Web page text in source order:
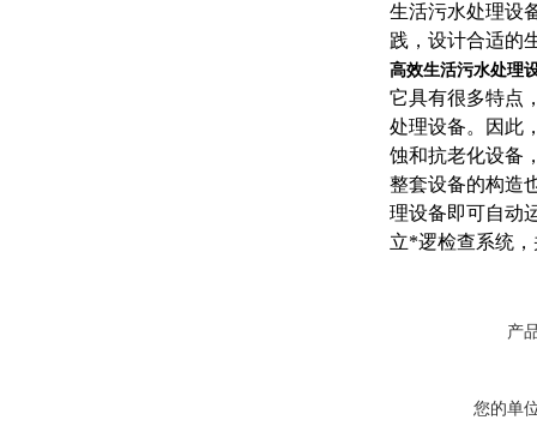
生活污水处理设
践，设计合适的
高效生活污水处理
它具有很多特点
处理设备。因此
蚀和抗老化设备
整套设备的构造
理设备即可自动
立*逻检查系统
产
您的单